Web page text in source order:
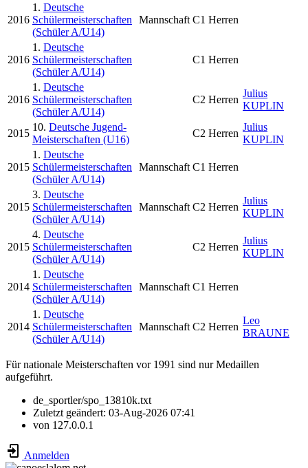
2016
1. Deutsche
Schülermeisterschaften
(Schüler A/U14)
Mannschaft C1 Herren
2016
1. Deutsche
Schülermeisterschaften
(Schüler A/U14)
C1 Herren
2016
1. Deutsche
Schülermeisterschaften
(Schüler A/U14)
C2 Herren
Julius
KUPLIN
2015
10. Deutsche Jugend-
Meisterschaften (U16)
C2 Herren
Julius
KUPLIN
2015
1. Deutsche
Schülermeisterschaften
(Schüler A/U14)
Mannschaft C1 Herren
2015
3. Deutsche
Schülermeisterschaften
(Schüler A/U14)
Mannschaft C2 Herren
Julius
KUPLIN
2015
4. Deutsche
Schülermeisterschaften
(Schüler A/U14)
C2 Herren
Julius
KUPLIN
2014
1. Deutsche
Schülermeisterschaften
(Schüler A/U14)
Mannschaft C1 Herren
2014
1. Deutsche
Schülermeisterschaften
(Schüler A/U14)
Mannschaft C2 Herren
Leo
BRAUNE
Für nationale Meisterschaften vor 1991 sind nur Medaillen
aufgeführt.
de_sportler/spo_13810k.txt
Zuletzt geändert: 03-Aug-2026 07:41
von 127.0.0.1
Anmelden